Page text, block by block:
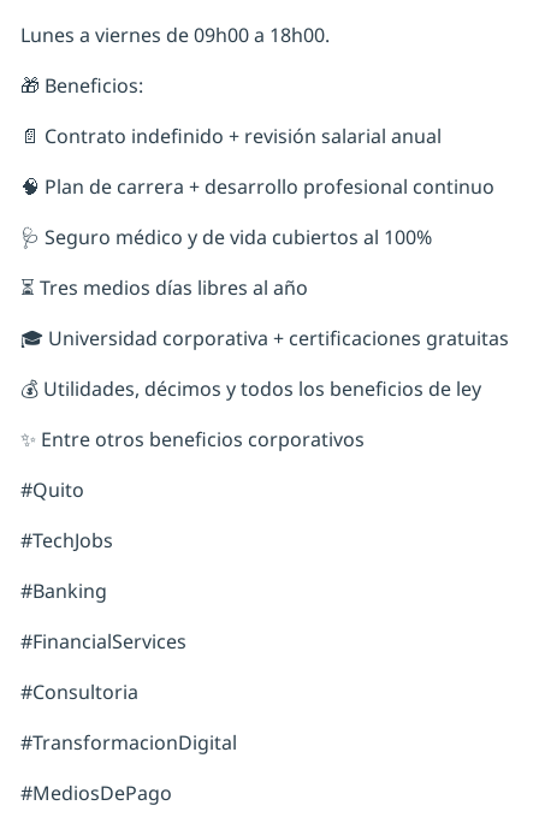
Lunes a viernes de 09h00 a 18h00.
🎁 Beneficios:
📄 Contrato indefinido + revisión salarial anual
🧠 Plan de carrera + desarrollo profesional continuo
🩺 Seguro médico y de vida cubiertos al 100%
⏳ Tres medios días libres al año
🎓 Universidad corporativa + certificaciones gratuitas
💰 Utilidades, décimos y todos los beneficios de ley
✨ Entre otros beneficios corporativos
#Quito
#TechJobs
#Banking
#FinancialServices
#Consultoria
#TransformacionDigital
#MediosDePago